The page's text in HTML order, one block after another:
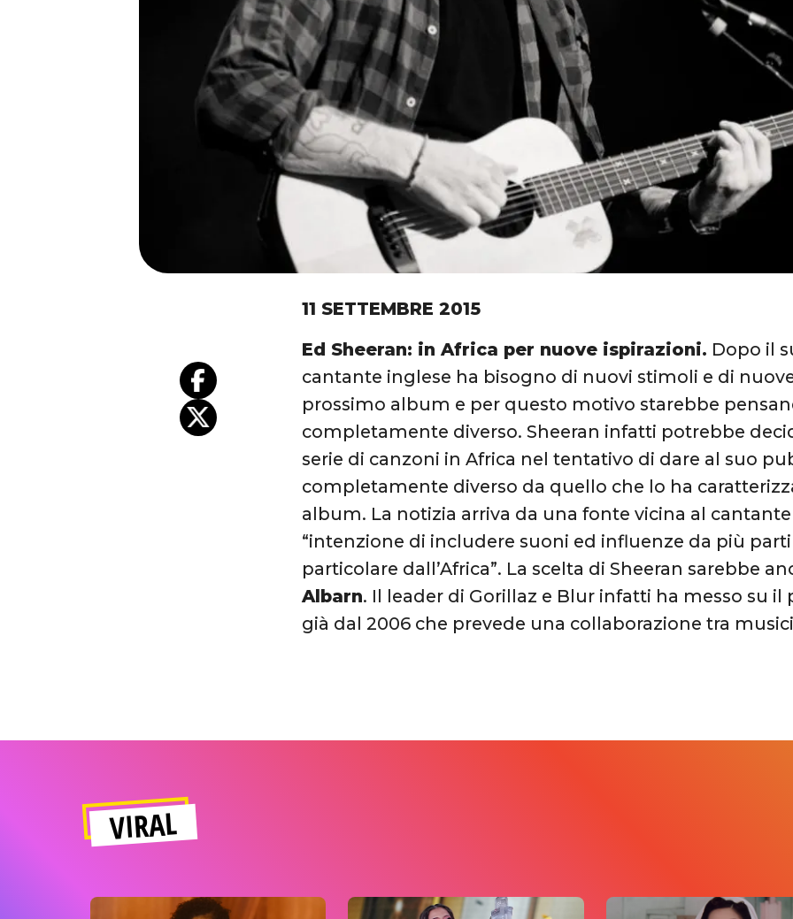
11 SETTEMBRE 2015
Ed Sheeran: in Africa per nuove ispirazioni. Dopo il
cantante inglese ha bisogno di nuovi stimoli e di
prossimo album e per questo motivo starebbe
completamente diverso. Sheeran infatti potrebbe
serie di canzoni in Africa nel tentativo di dare al suo
completamente diverso da quello che lo ha
album. La notizia arriva da una fonte vicina al cantante
“intenzione di includere suoni ed influenze da più
particolare dall’Africa”. La scelta di Sheeran sarebbe
Albarn. Il leader di Gorillaz e Blur infatti ha messo su il
già dal 2006 che prevede una collaborazione tra
VIRAL